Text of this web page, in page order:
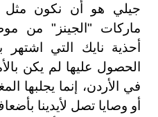
جيلي هو أن نكون مثل
ماركات "الجينز" من
أحذية نايك التي
الحصول عليها لم يكن
في الأردن، إنما يجلبها
أو وصايا تصل لأيدينا